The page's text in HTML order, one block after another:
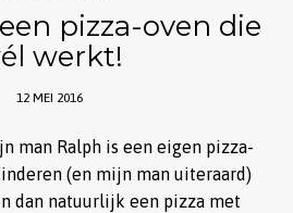
pizza-oven die
werkt!
12 MEI 2016
man Ralph is een eigen pizza-
(en mijn man uiteraard)
dan natuurlijk een pizza met